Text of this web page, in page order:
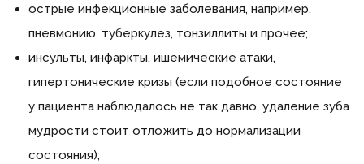
острые инфекционные заболевания, например,
пневмонию, туберкулез, тонзиллиты и прочее;
инсульты, инфаркты, ишемические атаки,
гипертонические кризы (если подобное состояние
у пациента наблюдалось не так давно, удаление зуба
мудрости стоит отложить до нормализации
состояния);